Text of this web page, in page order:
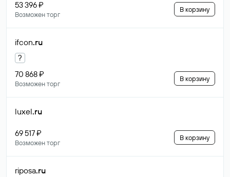
53 396 ₽
Возможен торг
В корзину
ifcon.ru
?
70 868 ₽
Возможен торг
В корзину
luxel.ru
69 517 ₽
Возможен торг
В корзину
riposa.ru